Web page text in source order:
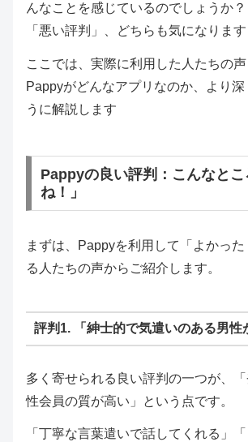
んなことを感じているのでしょうか
「悪い評判」、どちらも気になります
ここでは、実際に利用した人たちの声
Pappyがどんなアプリなのか、より深
うに解説します
Pappyの良い評判：こんなと
ね！」
まずは、Pappyを利用して「よかっ
る人たちの声からご紹介します。
評判1. 「紳士的で気遣いのある男性
多く寄せられる良い評判の一つが、
性会員の質が高い」という点です。
「丁寧な言葉遣いで話してくれる」